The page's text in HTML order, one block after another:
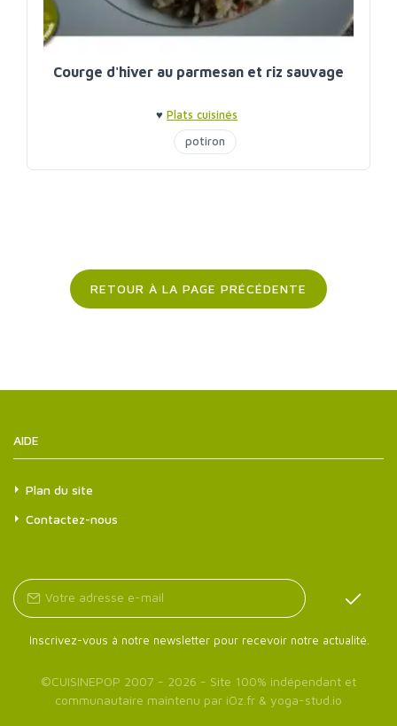
Courge d'hiver au parmesan et riz sauvage
♥ Plats cuisinés
potiron
RETOUR À LA PAGE PRÉCÉDENTE
AIDE
Plan du site
Contactez-nous
Inscrivez-vous à notre newsletter pour recevoir notre actualité.
©CUISINEPOP 2007 - 2026 - Site 100% indépendant et
communautaire maintenu par iOz.fr & yoga-stud.io